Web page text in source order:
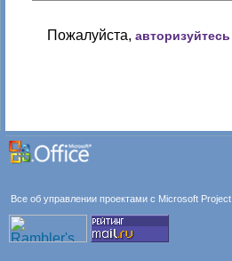
Пожалуйста, авторизуйтесь
Все об управлении проектами с Microsoft Project